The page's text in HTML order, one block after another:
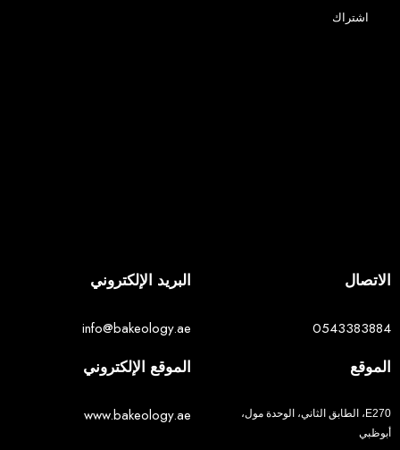
اشتراك
الاتصال
0543383884
الموقع
E270، الطابق الثاني، الوحدة مول،
أبوظبي
البريد الإلكتروني
info@bakeology.ae
الموقع الإلكتروني
www.bakeology.ae